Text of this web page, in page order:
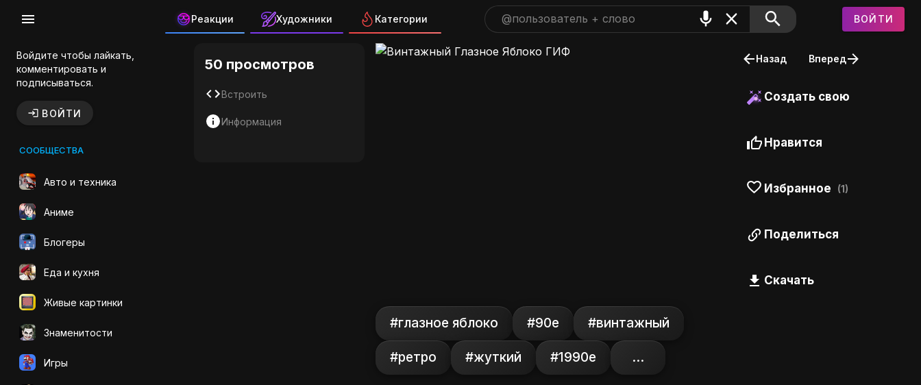
Реакции Художники Категории ВОЙТИ
Войдите чтобы лайкать,
комментировать и
подписываться.
ВОЙТИ
СООБЩЕСТВА
Авто и техника
Аниме
Блогеры
Еда и кухня
Живые картинки
Знаменитости
Игры
Винтажный Глазное Яблоко ГИФ на GIFS.RU
50 просмотров
Встроить
Информация
#глазное яблоко #90е #винтажный
#ретро #жуткий #1990е ...
Назад Вперед
Создать свою
Нравится
Избранное (1)
Поделиться
Скачать